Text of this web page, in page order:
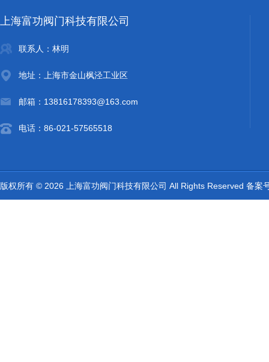
上海富功阀门科技有限公司
联系人：林明
地址：上海市金山枫泾工业区
邮箱：13816178393@163.com
电话：86-021-57565518
版权所有 © 2026 上海富功阀门科技有限公司 All Rights Reserved 备案